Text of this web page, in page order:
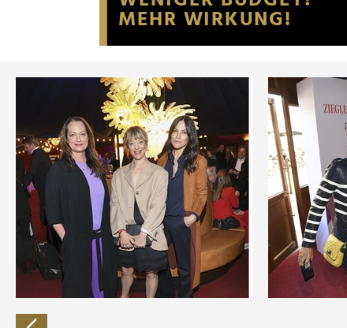
möglicherweise mit
der Dienste gesammelt